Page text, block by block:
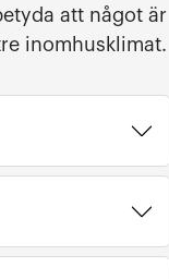
att något är
inomhusklimat.